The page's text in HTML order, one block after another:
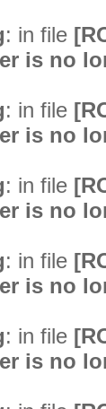
: in file
is no
: in file
is no
: in file
is no
: in file
is no
: in file
is no